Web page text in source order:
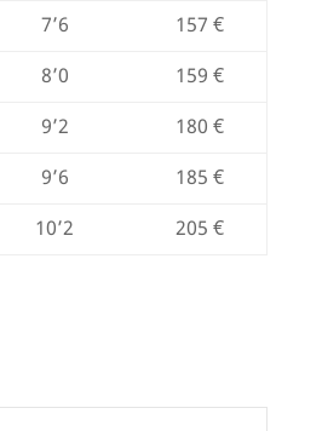
7’6
157 €
8’0
159 €
9’2
180 €
9’6
185 €
10’2
205 €